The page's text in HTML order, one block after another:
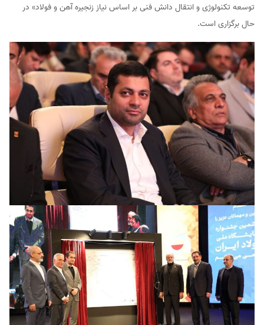
توسعه تکنولوژی و انتقال دانش فنی بر اساس نیاز زنجیره آهن و فولاد» در
حال برگزاری است.